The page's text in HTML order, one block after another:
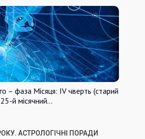
– фаза Місяця: IV чверть (старий
й місячний…
АСТРОЛОГІЧНІ ПОРАДИ